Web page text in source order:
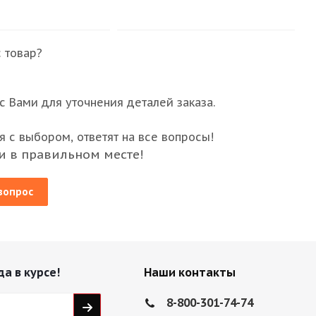
для уточнения деталей заказа.
с выбором, ответят на все вопросы!
в правильном месте!
в курсе! Наши контакты
8-800-301-74-74